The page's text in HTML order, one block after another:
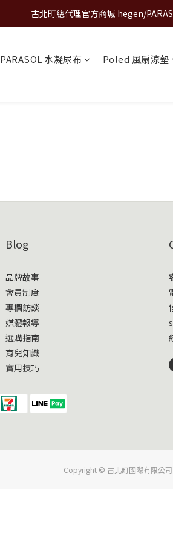
A World of Wonder 奇想世
古北町總代理官方商城 hegen/
PARASOL 水凝尿布 Poled 風扇涼墊
Blog
品牌故事
會員制度
專欄訪談
媒體報導
選購指南
育兒知識
實用技巧
Copyright © 古北町國際有限公司